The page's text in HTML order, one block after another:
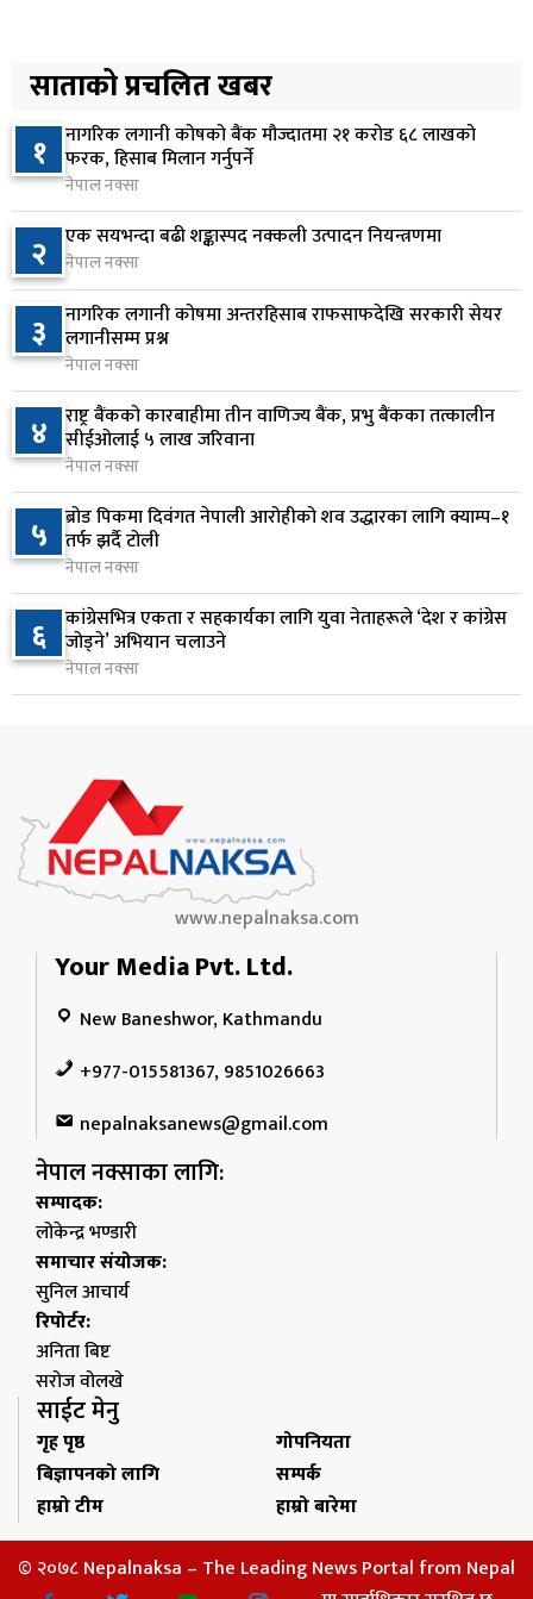
५
प्रस्तुत हुने
१३ घण्टा अघि
६
आज बस्ने भनिएको राष्ट्रिय सभाको बैठक बुधबारका लागि
सर्‍यो
१३ घण्टा अघि
७
वीरगञ्जमा ट्यांकरको सिल खोलेर तेल निकाल्ने सात जना
रंगेहात पक्राउ
१३ घण्टा अघि
८
जन्मसिद्ध नागरिकता कडा बनाउने ट्रम्पको नयाँ प्रयास, दुई
कार्यकारी आदेश जारी
१३ घण्टा अघि
९ राप्रपाको निर्णय: बागमती प्रदेश सरकारमा सहभागी नहुने
१३ घण्टा अघि
१०
२५० रुपैयाँको सामान किन्दा कञ्चनपुरका उपभोक्ताले
जिते १० लाख
१३ घण्टा अघि
साताको प्रचलित खबर
१ नागरिक लगानी कोषको बैंक मौज्दातमा २१ करोड ६८ लाखको
फरक, हिसाब मिलान गर्नुपर्ने
नेपाल नक्सा
२ एक सयभन्दा बढी शङ्कास्पद नक्कली उत्पादन नियन्त्रणमा
नेपाल नक्सा
३ नागरिक लगानी कोषमा अन्तरहिसाब राफसाफदेखि सरकारी सेयर
लगानीसम्म प्रश्न
नेपाल नक्सा
४ राष्ट्र बैंकको कारबाहीमा तीन वाणिज्य बैंक, प्रभु बैंकका तत्कालीन
सीईओलाई ५ लाख जरिवाना
नेपाल नक्सा
५ ब्रोड पिकमा दिवंगत नेपाली आरोहीको शव उद्धारका लागि क्याम्प–१
तर्फ झर्दै टोली
नेपाल नक्सा
६ कांग्रेसभित्र एकता र सहकार्यका लागि युवा नेताहरूले ‘देश र कांग्रेस
जोड्ने’ अभियान चलाउने
नेपाल नक्सा
www.nepalnaksa.com
Your Media Pvt. Ltd.
New Baneshwor, Kathmandu
+977-015581367, 9851026663
nepalnaksanews@gmail.com
नेपाल नक्साका लागि:
सम्पादक:
लोकेन्द्र भण्डारी
समाचार संयोजक:
सुनिल आचार्य
रिपोर्टर:
अनिता बिष्ट
सरोज वोलखे
साईट मेनु
गृह पृष्ठ
गोपनियता
बिज्ञापनको लागि
सम्पर्क
हाम्रो टीम
हाम्रो बारेमा
© २०७८ Nepalnaksa – The Leading News Portal from Nepal